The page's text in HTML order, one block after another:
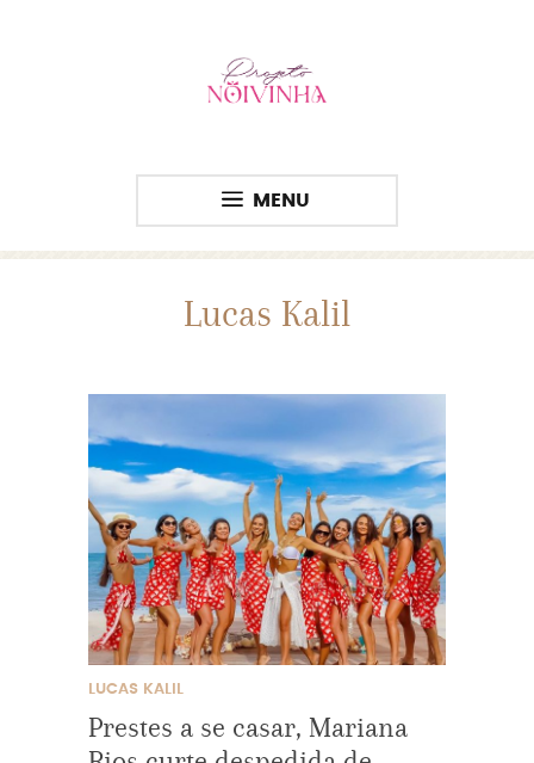
MENU
Lucas Kalil
LUCAS KALIL
Prestes a se casar, Mariana